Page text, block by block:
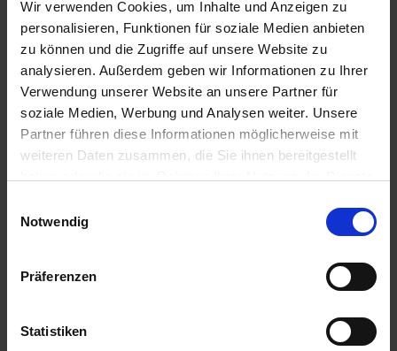
Wir verwenden Cookies, um Inhalte und Anzeigen zu
personalisieren, Funktionen für soziale Medien anbieten
zu können und die Zugriffe auf unsere Website zu
analysieren. Außerdem geben wir Informationen zu Ihrer
Verwendung unserer Website an unsere Partner für
soziale Medien, Werbung und Analysen weiter. Unsere
Partner führen diese Informationen möglicherweise mit
weiteren Daten zusammen, die Sie ihnen bereitgestellt
Notwendig
Präferenzen
Statistiken
Montag - Freitag 08:30 - 18:30 Uhr
Samstag 10:00 - 14:00 Uhr
PREMIUMclub Partner by AIDA & Costa